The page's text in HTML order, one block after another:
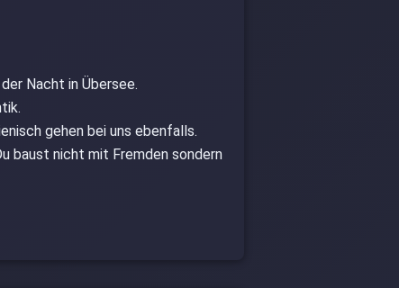
Nacht in Übersee.
gehen bei uns ebenfalls.
baust nicht mit Fremden sondern